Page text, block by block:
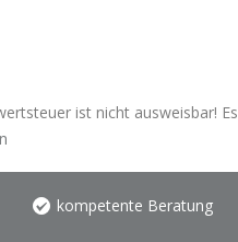
ist nicht ausweisbar! Es
kompetente Beratung